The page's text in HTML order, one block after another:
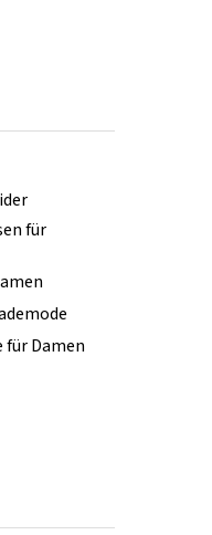
für
für Damen